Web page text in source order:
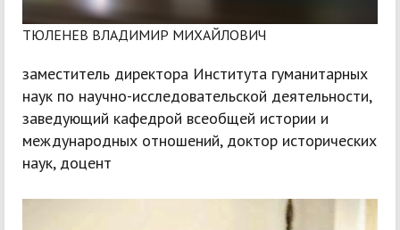
ТЮЛЕНЕВ ВЛАДИМИР МИХАЙЛОВИЧ
заместитель директора Института гуманитарных
наук по научно-исследовательской деятельности,
заведующий кафедрой всеобщей истории и
международных отношений, доктор исторических
наук, доцент